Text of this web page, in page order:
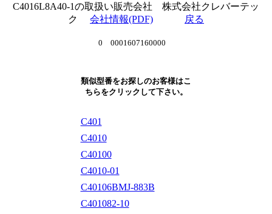
C4016L8A40-1の取扱い販売会社 株式会社クレバーテッ
ク 会社情報(PDF) 戻る
0 0001607160000
類似型番をお探しのお客様はこ
ちらをクリックして下さい。
C401
C4010
C40100
C4010-01
C40106BMJ-883B
C401082-10